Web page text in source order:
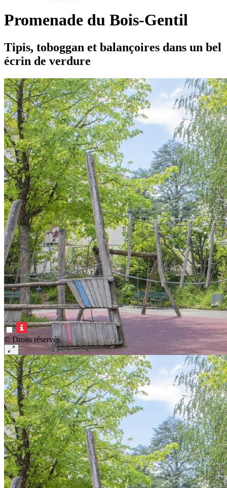
Promenade du Bois-Gentil
Tipis, toboggan et balançoires dans un bel
écrin de verdure
© Droits réservés